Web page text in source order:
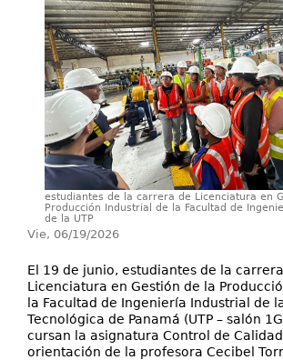
Servicios
estudiantes de la carrera de Licenciatura en
Producción Industrial de la Facultad de
de la UTP
Vie, 06/19/2026
El 19 de junio, estudiantes de la
Licenciatura en Gestión de la
la Facultad de Ingeniería Industrial de
Tecnológica de Panamá (UTP – salón
cursan la asignatura Control de
orientación de la profesora Cecibel